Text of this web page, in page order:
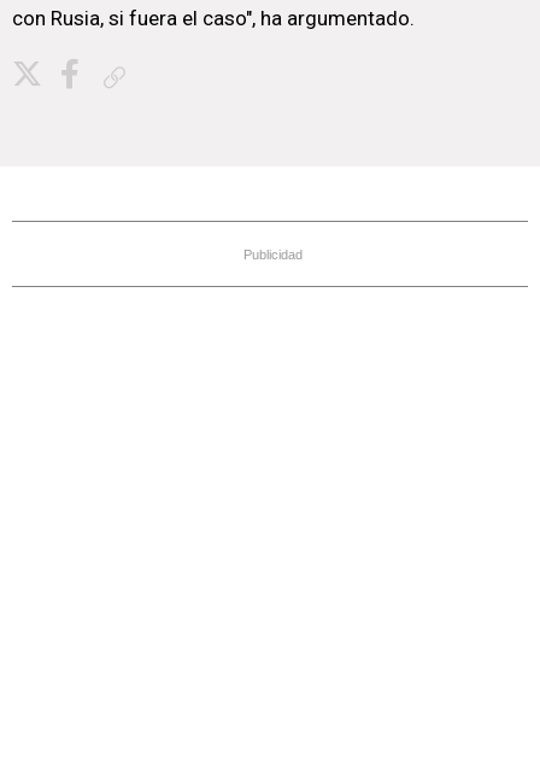
con Rusia, si fuera el caso", ha argumentado.
Publicidad